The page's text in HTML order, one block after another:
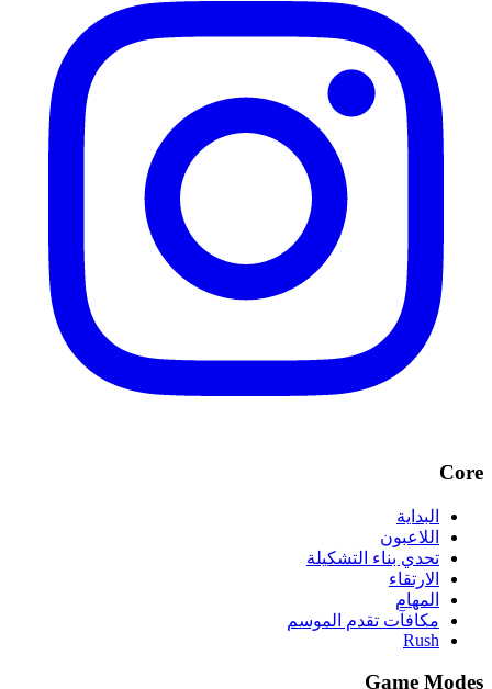
Core
البداية
اللاعبون
تحدي بناء التشكيلة
الارتقاء
المهام
مكافآت تقدم الموسم
Rush
Game Modes